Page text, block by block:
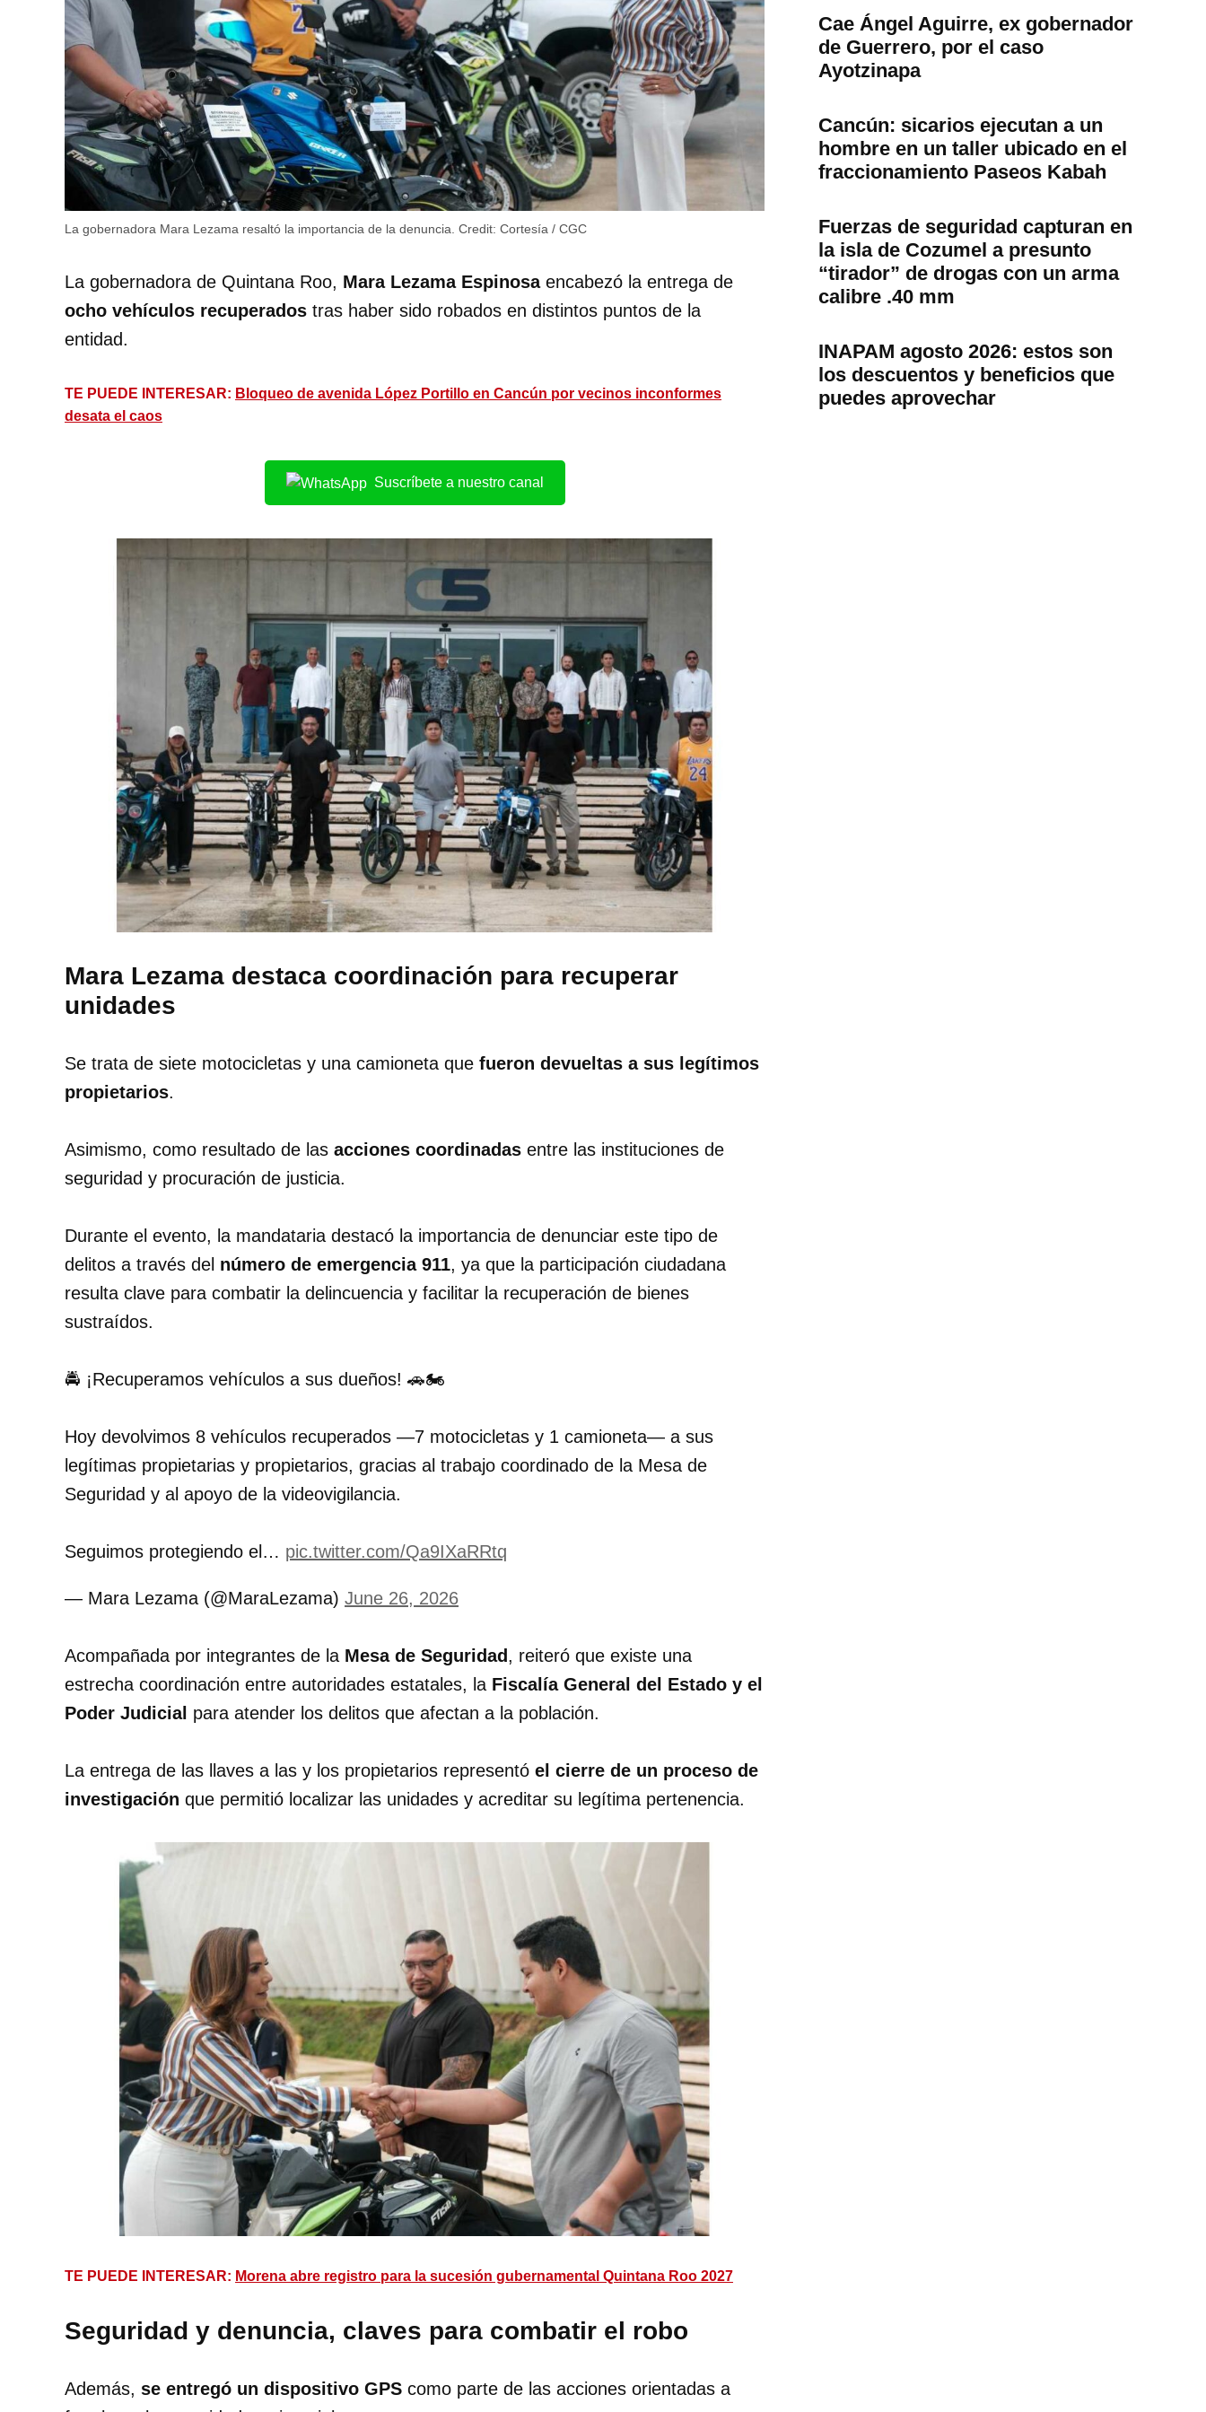
La gobernadora Mara Lezama resaltó la importancia de la denuncia. Credit: Cortesía / CGC
La gobernadora de Quintana Roo, Mara Lezama Espinosaencabezó la entrega de
ocho vehículos recuperados tras haber sido robados en distintos puntos de la
entidad.
TE PUEDE INTERESAR: Bloqueo de avenida López Portillo en Cancún por vecinos inconformes
desata el caos
Suscríbete a nuestro canal
Mara Lezama destaca coordinación para recuperar
unidades
Se trata de siete motocicletas y una camioneta que fueron devueltas a sus legítimos
propietarios.
Asimismo, como resultado de las acciones coordinadas entre las instituciones de
seguridad y procuración de justicia.
Durante el evento, la mandataria destacó la importancia de denunciar este tipo de
delitos a través del número de emergencia 911, ya que la participación ciudadana
resulta clave para combatir la delincuencia y facilitar la recuperación de bienes
sustraídos.
🚔 ¡Recuperamos vehículos a sus dueños! 🚗🏍️
Hoy devolvimos 8 vehículos recuperados —7 motocicletas y 1 camioneta— a sus
legítimas propietarias y propietarios, gracias al trabajo coordinado de la Mesa de
Seguridad y al apoyo de la videovigilancia.
Seguimos protegiendo el… pic.twitter.com/Qa9IXaRRtq
— Mara Lezama (@MaraLezama) June 26, 2026
Acompañada por integrantes de la Mesa de Seguridad , reiteró que existe una
estrecha coordinación entre autoridades estatales, la Fiscalía General del Estado y el
Poder Judicial para atender los delitos que afectan a la población.
La entrega de las llaves a las y los propietarios representó el cierre de un proceso de
investigación que permitió localizar las unidades y acreditar su legítima pertenencia.
TE PUEDE INTERESAR: Morena abre registro para la sucesión gubernamental Quintana Roo 2027
Seguridad y denuncia, claves para combatir el robo
Además, se entregó un dispositivo GPS como parte de las acciones orientadas a
Cae Ángel Aguirre, ex gobernador
de Guerrero, por el caso
Ayotzinapa
Cancún: sicarios ejecutan a un
hombre en un taller ubicado en el
fraccionamiento Paseos Kabah
Fuerzas de seguridad capturan en
la isla de Cozumel a presunto
“tirador” de drogas con un arma
calibre .40 mm
INAPAM agosto 2026: estos son
los descuentos y beneficios que
puedes aprovechar